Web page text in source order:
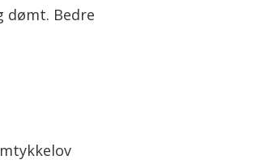
dømt. Bedre